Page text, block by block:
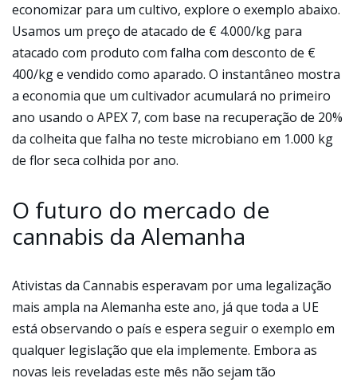
economizar para um cultivo, explore o exemplo abaixo.
Usamos um preço de atacado de € 4.000/kg para
atacado com produto com falha com desconto de €
400/kg e vendido como aparado. O instantâneo mostra
a economia que um cultivador acumulará no primeiro
ano usando o APEX 7, com base na recuperação de 20%
da colheita que falha no teste microbiano em 1.000 kg
de flor seca colhida por ano.
O futuro do mercado de
cannabis da Alemanha
Ativistas da Cannabis esperavam por uma legalização
mais ampla na Alemanha este ano, já que toda a UE
está observando o país e espera seguir o exemplo em
qualquer legislação que ela implemente. Embora as
novas leis reveladas este mês não sejam tão